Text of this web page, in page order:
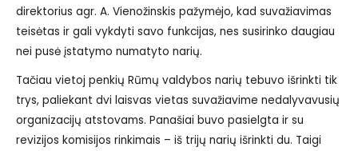
direktorius agr. A. Vienožinskis pažymėjo, kad suvažiavimas
teisėtas ir gali vykdyti savo funkcijas, nes susirinko daugiau
nei pusė įstatymo numatyto narių.
Tačiau vietoj penkių Rūmų valdybos narių tebuvo išrinkti tik
trys, paliekant dvi laisvas vietas suvažiavime nedalyvavusių
organizacijų atstovams. Panašiai buvo pasielgta ir su
revizijos komisijos rinkimais – iš trijų narių išrinkti du. Taigi